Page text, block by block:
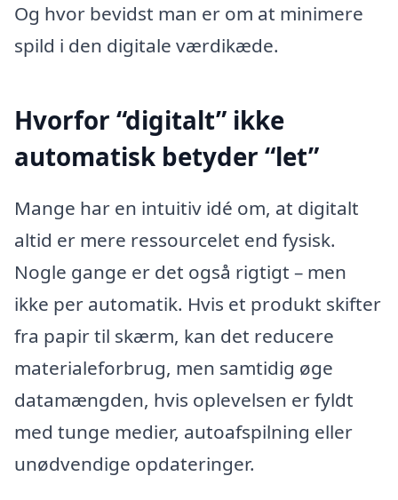
Og hvor bevidst man er om at minimere
spild i den digitale værdikæde.
Hvorfor “digitalt” ikke
automatisk betyder “let”
Mange har en intuitiv idé om, at digitalt
altid er mere ressourcelet end fysisk.
Nogle gange er det også rigtigt – men
ikke per automatik. Hvis et produkt skifter
fra papir til skærm, kan det reducere
materialeforbrug, men samtidig øge
datamængden, hvis oplevelsen er fyldt
med tunge medier, autoafspilning eller
unødvendige opdateringer.